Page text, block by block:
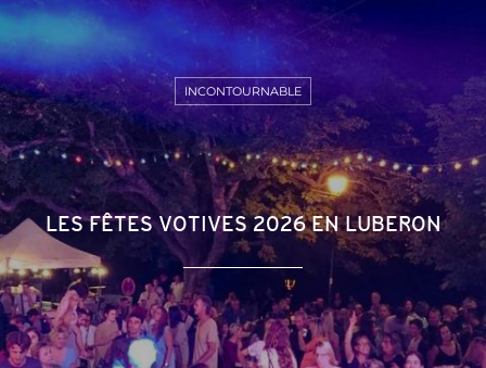
LES FÊTES VOTIVES 2026 EN LUBERON
INCONTOURNABLE